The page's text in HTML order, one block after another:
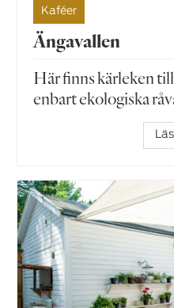
Kaféer
Ängavallen
Här finns kärleken
enbart ekologiska